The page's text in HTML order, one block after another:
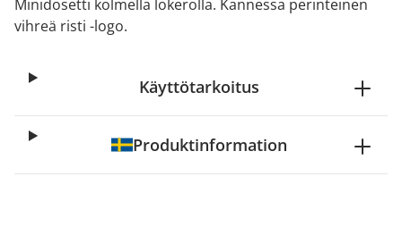
Minidosetti kolmella lokerolla. Kannessa perinteinen
vihreä risti -logo.
Käyttötarkoitus
Produktinformation